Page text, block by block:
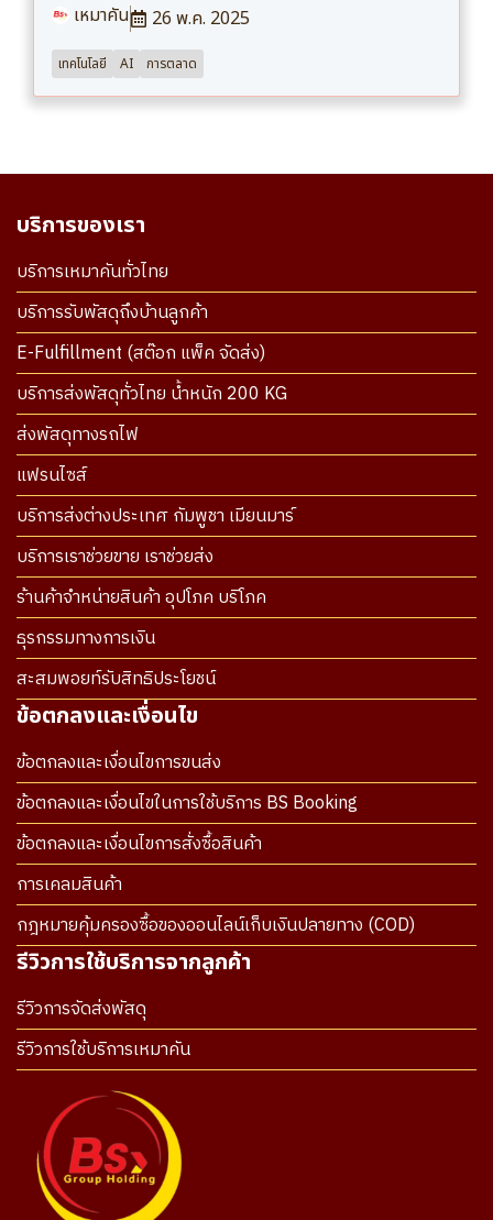
เหมาคัน
26 พ.ค. 2025
เทคโนโลยี AI การตลาด
บริการของเรา
บริการเหมาคันทั่วไทย
บริการรับพัสดุถึงบ้านลูกค้า
E-Fulfillment (สต๊อก แพ็ค จัดส่ง)
บริการส่งพัสดุทั่วไทย น้ำหนัก 200 KG
ส่งพัสดุทางรถไฟ
แฟรนไซส์
บริการส่งต่างประเทศ กัมพูชา เมียนมาร์
บริการเราช่วยขาย เราช่วยส่ง
ร้านค้าจำหน่ายสินค้า อุปโภค บริโภค
ธุรกรรมทางการเงิน
สะสมพอยท์รับสิทธิประโยชน์
ข้อตกลงและเงื่อนไข
ข้อตกลงและเงื่อนไขการขนส่ง
ข้อตกลงและเงื่อนไขในการใช้บริการ BS Booking
ข้อตกลงและเงื่อนไขการสั่งซื้อสินค้า
การเคลมสินค้า
กฎหมายคุ้มครองซื้อของออนไลน์เก็บเงินปลายทาง (COD)
รีวิวการใช้บริการจากลูกค้า
รีวิวการจัดส่งพัสดุ
รีวิวการใช้บริการเหมาคัน